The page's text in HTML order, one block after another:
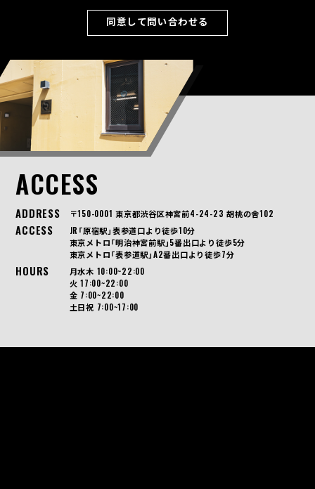
同意して問い合わせる
ACCESS
ADDRESS 〒150-0001 東京都渋谷区神宮前4-24-23 胡桃の舎102
ACCESS
JR「原宿駅」表参道口より徒歩10分
東京メトロ「明治神宮前駅」5番出口より徒歩5分
東京メトロ「表参道駅」A2番出口より徒歩7分
HOURS
月水木 10:00~22:00
火 17:00~22:00
金 7:00~22:00
土日祝 7:00~17:00